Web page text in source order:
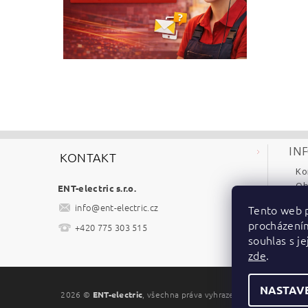
KONTAKT
ENT-electric s.r.o.
info@ent-electric.cz
+420 775 303 515
2026 © ENT-electric , všechna práva vyhrazena
Tento web
souhlas s
zde.